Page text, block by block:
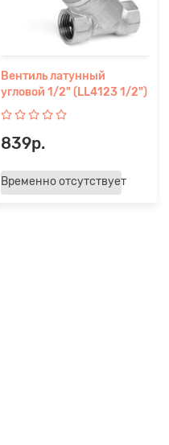
Вентиль латунный
угловой 1/2" (LL4123 1/2")
839р.
Временно отсутствует